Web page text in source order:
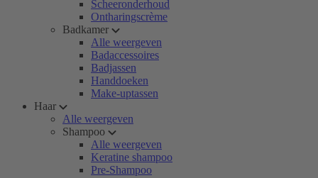
Scheeronderhoud
Ontharingscrème
Badkamer
Alle weergeven
Badaccessoires
Badjassen
Handdoeken
Make-uptassen
Haar
Alle weergeven
Shampoo
Alle weergeven
Keratine shampoo
Pre-Shampoo